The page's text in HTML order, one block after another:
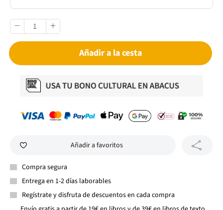
Añadir a la cesta
Añadir a favoritos
Compra segura
Entrega en 1-2 días laborables
Regístrate y disfruta de descuentos en cada compra